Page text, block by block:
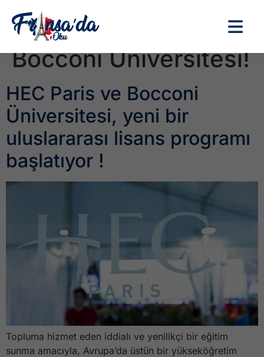
Etiket:HEC Paris ve
Bocconi Üniversitesi!
HEC Paris ve Bocconi
Üniversitesi, yeni bir
uluslararası lisans programı
başlatıyor !
Topluma hizmet eden iddialı ve yenilikçi bir eğitim
sunma amacıyla, Avrupa’da üstün bir yükseköğretim